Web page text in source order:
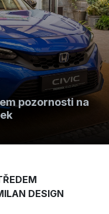
pozornosti na
DESIGN